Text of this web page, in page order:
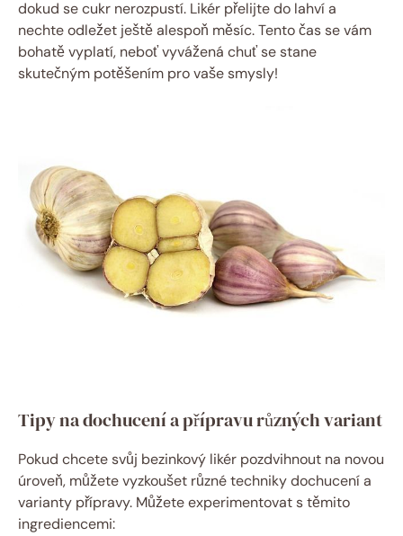
dokud se cukr nerozpustí. Likér přelijte do lahví a
nechte odležet ještě alespoň měsíc. Tento čas se vám
bohatě vyplatí, neboť vyvážená chuť se stane
skutečným potěšením pro vaše smysly!
Tipy na dochucení a přípravu různých variant
Pokud chcete svůj bezinkový likér pozdvihnout na novou
úroveň, můžete vyzkoušet různé techniky dochucení a
varianty přípravy. Můžete experimentovat s těmito
ingrediencemi: